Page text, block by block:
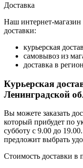
Доставка
Наш интернет-магазин
доставки:
курьерская
самовывоз из
доставка в
Курьерская
Ленинградской
Вы можете заказать
который прибудет по
субботу с 9.00 до
предложит выбрать
Стоимость доставки в